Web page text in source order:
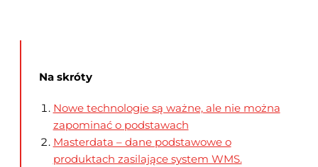
Na skróty
Nowe technologie są ważne, ale nie można
zapominać o podstawach
Masterdata – dane podstawowe o
produktach zasilające system WMS.